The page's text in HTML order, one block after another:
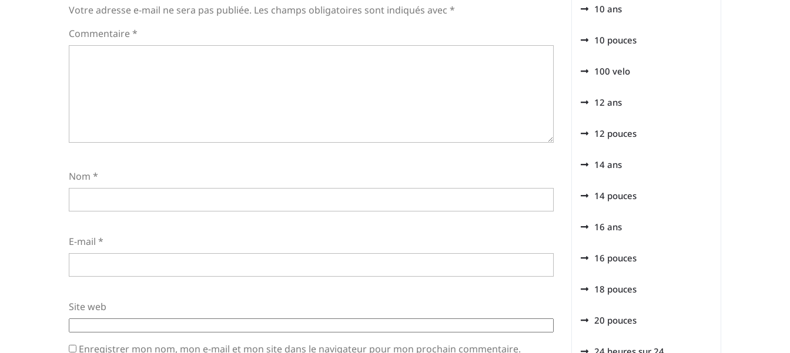
Votre adresse e-mail ne sera pas publiée. Les champs obligatoires sont indiqués avec *
Commentaire*
Nom *
E-mail *
Site web
Enregistrer mon nom, mon e-mail et mon site dans le navigateur pour mon prochain commentaire.
10 ans
10 pouces
100 velo
12 ans
12 pouces
14 ans
14 pouces
16 ans
16 pouces
18 pouces
20 pouces